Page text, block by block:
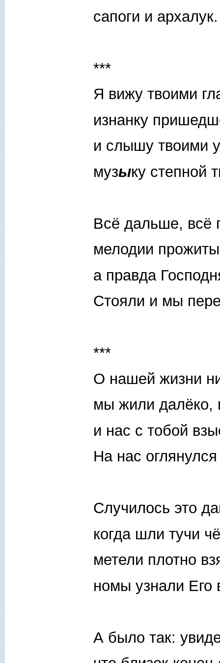
сапоги и архалук.
***
Я вижу твоими
изнанку
и слышу твоими
музыку степной
Всё дальше, всё
мелодии
а правда
Стояли и мы
***
О нашей жизни
мы жили далёко,
и нас с тобой
На нас
Случилось это
когда шли тучи
метели плотно
номы узнали Его
А было так: